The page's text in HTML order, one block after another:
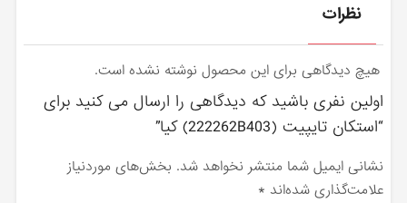
نظرات
هیچ دیدگاهی برای این محصول نوشته نشده است.
اولین نفری باشید که دیدگاهی را ارسال می کنید برای
“استكان تايپيت (222262B403) کیا”
نشانی ایمیل شما منتشر نخواهد شد. بخش‌های موردنیاز
علامت‌گذاری شده‌اند *